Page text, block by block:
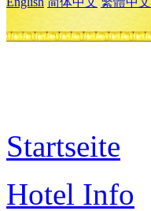
Startseite
Hotel Info